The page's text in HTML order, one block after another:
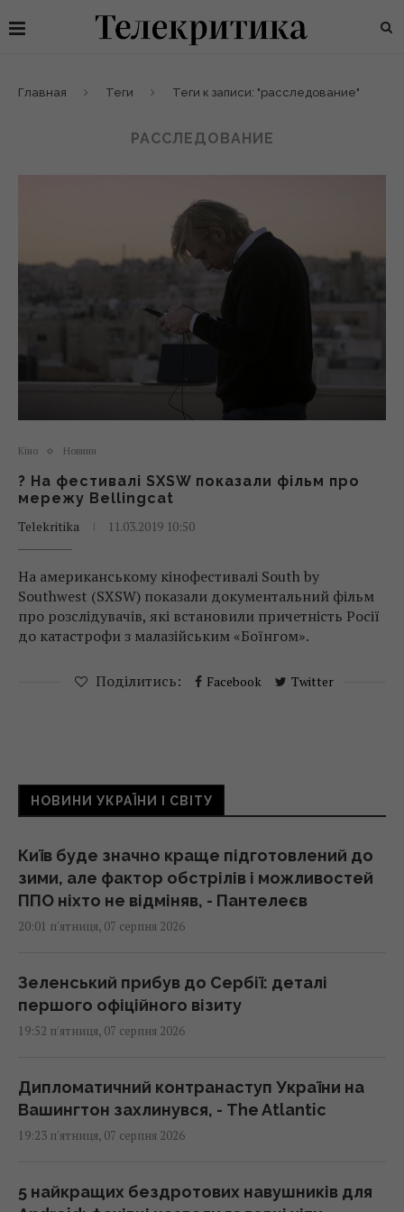
Главная Теги Теги к записи: "расследование"
РАССЛЕДОВАНИЕ
Кіно Новини
? На фестивалі SXSW показали фільм про
мережу Bellingcat
Telekritika
11.03.2019 10:50
На американському кінофестивалі South by
Southwest (SXSW) показали документальний фільм
про розслідувачів, які встановили причетність Росії
до катастрофи з малазійським «Боїнгом».
Поділитись: Facebook Twitter
НОВИНИ УКРАЇНИ І СВІТУ
Київ буде значно краще підготовлений до
зими, але фактор обстрілів і можливостей
ППО ніхто не відміняв, - Пантелеєв
20:01 п'ятниця, 07 серпня 2026
Зеленський прибув до Сербії: деталі
першого офіційного візиту
19:52 п'ятниця, 07 серпня 2026
Дипломатичний контранаступ України на
Вашингтон захлинувся, - The Atlantic
19:23 п'ятниця, 07 серпня 2026
5 найкращих бездротових навушників для